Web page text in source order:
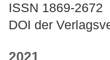
ISSN 1869-2672
DOI der
2021